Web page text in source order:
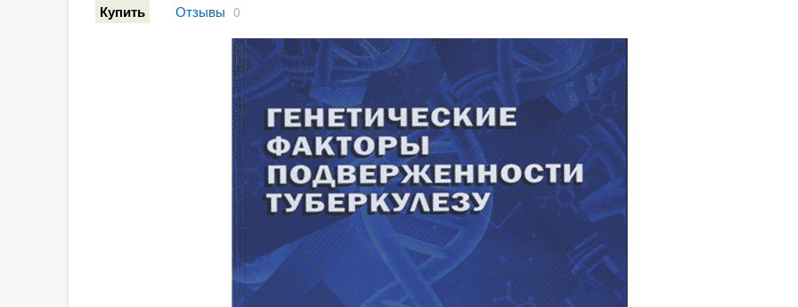
Купить Отзывы 0